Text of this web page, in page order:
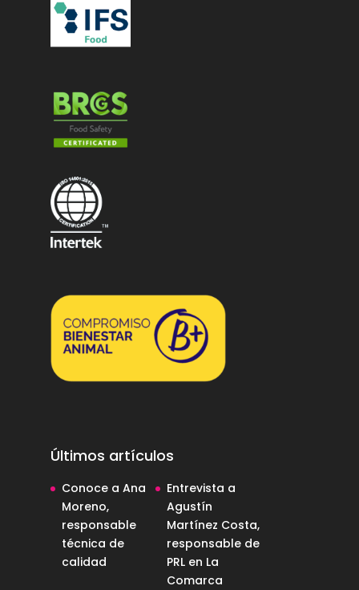
Últimos artículos
Conoce a Ana
Moreno,
responsable
técnica de
calidad
Entrevista a
Agustín
Martínez Costa,
responsable de
PRL en La
Comarca